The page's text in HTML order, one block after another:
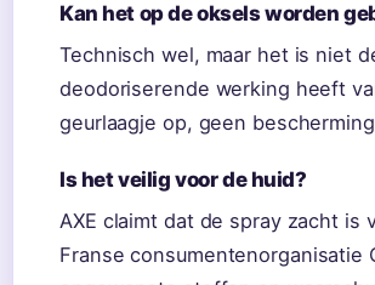
Kan het op de oksels worden
Technisch wel, maar het is niet
deodoriserende werking heeft
geurlaagje op, geen
Is het veilig voor de huid?
AXE claimt dat de spray zacht
Franse consumentenorganisatie